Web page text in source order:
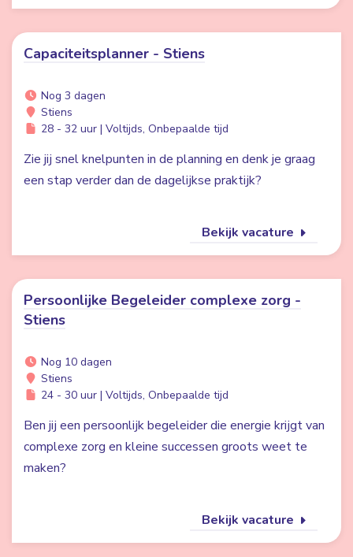
Capaciteitsplanner - Stiens
Nog 3 dagen
Stiens
28 - 32 uur | Voltijds, Onbepaalde tijd
Zie jij snel knelpunten in de planning en denk je graag
een stap verder dan de dagelijkse praktijk?
Bekijk vacature
Persoonlijke Begeleider complexe zorg -
Stiens
Nog 10 dagen
Stiens
24 - 30 uur | Voltijds, Onbepaalde tijd
Ben jij een persoonlijk begeleider die energie krijgt van
complexe zorg en kleine successen groots weet te
maken?
Bekijk vacature